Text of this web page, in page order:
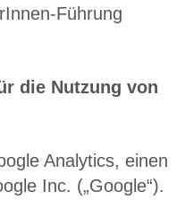
Führung
die Nutzung von
Analytics, einen
Inc. („Google“).